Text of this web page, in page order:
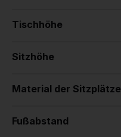
Tischhöhe
Sitzhöhe
Material der Sitzplätze
Fußabstand